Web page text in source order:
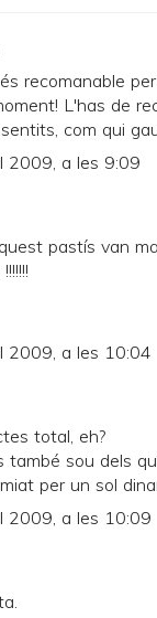
e
n
d
D
F
recomanable
L'has de
com qui
2009, a les 9:09
pastís van
2009, a les 10:04
total, eh?
també sou dels
per un sol
2009, a les 10:09